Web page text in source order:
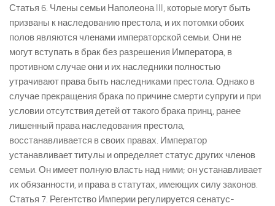
Статья 6. Члены семьи Наполеона III, которые могут быть
призваны к наследованию престола, и их потомки обоих
полов являются членами императорской семьи. Они не
могут вступать в брак без разрешения Императора, в
противном случае они и их наследники полностью
утрачивают права быть наследниками престола. Однако в
случае прекращения брака по причине смерти супруги и при
условии отсутствия детей от такого брака принц, ранее
лишенный права наследования престола,
восстанавливается в своих правах. Император
устанавливает титулы и определяет статус других членов
семьи. Он имеет полную власть над ними; он устанавливает
их обязанности, и права в статутах, имеющих силу законов.
Статья 7. Регентство Империи регулируется сенатус-